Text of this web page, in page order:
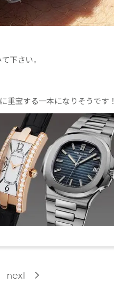
下さい。
重宝する一本になりそうです！
next